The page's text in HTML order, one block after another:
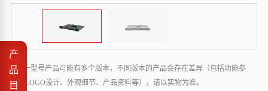
* 同一型号产品可能有多个版本，不同版本的产品会存在差异（包括功能参
数、LOGO设计、外观细节、产品资料等），请以实物为准。
产
品
目